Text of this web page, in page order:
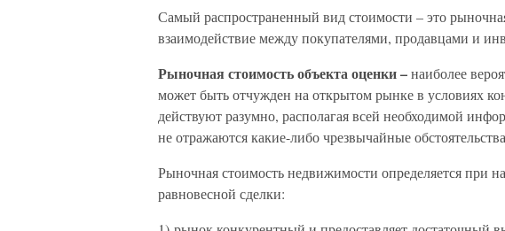
Самый распространенный вид стоимости – это
взаимодействие между покупателями, продавцами и
Рыночная стоимость объекта оценки –наиболее
может быть отчужден на открытом рынке в условиях
действуют разумно, располагая всей необходимой
не отражаются какие-либо чрезвычайные
Рыночная стоимость недвижимости определяется при
равновесной сделки: